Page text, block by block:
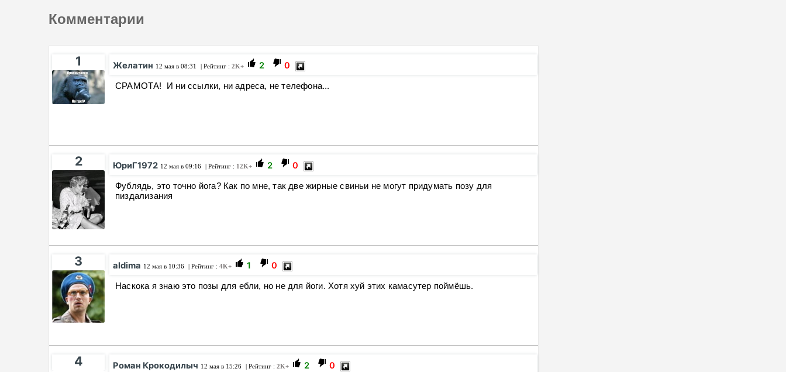
Комментарии
1 Желатин 12 мая в 08:31 | Рейтинг : 2K+ 2 0
СРАМОТА! И ни ссылки, ни адреса, не телефона...
2 ЮриГ1972 12 мая в 09:16 | Рейтинг : 12K+ 2 0
Фублядь, это точно йога? Как по мне, так две жирные свиньи не могут придумать позу для
пиздализания
3 aldima 12 мая в 10:36 | Рейтинг : 4K+ 1 0
Наскока я знаю это позы для ебли, но не для йоги. Хотя хуй этих камасутер поймёшь.
4 Роман Крокодилыч 12 мая в 15:26 | Рейтинг : 2K+ 2 0